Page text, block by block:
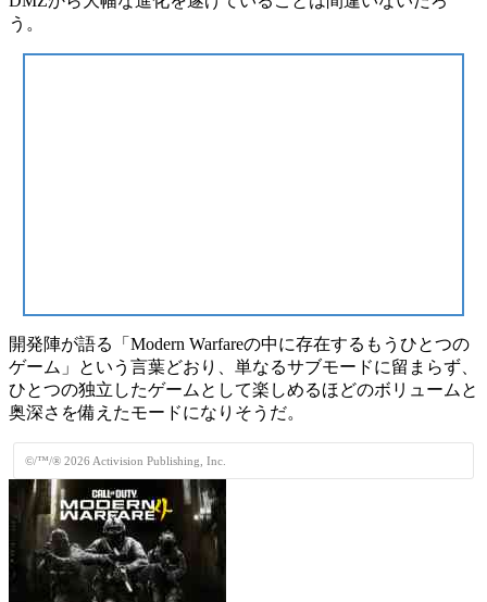
う。
開発陣が語る
「Modern Warfareの中に存在するもうひとつの
ゲーム」
という言葉どおり、単なるサブモードに留まらず、
ひとつの独立したゲームとして楽しめるほどのボリュームと
奥深さを備えたモードになりそうだ。
©/™/® 2026 Activision Publishing, Inc.